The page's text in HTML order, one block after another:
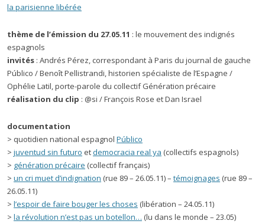
la parisienne libérée
thème de l’émission du 27.05.11 : le mouvement des indignés
espagnols
invités : Andrés Pérez, correspondant à Paris du journal de gauche
Público / Benoît Pellistrandi, historien spécialiste de l’Espagne /
Ophélie Latil, porte-parole du collectif Génération précaire
réalisation du clip : @si / François Rose et Dan Israel
documentation
> quotidien national espagnol Público
> juventud sin futuro etdemocracia real ya (collectifs espagnols)
> génération précaire (collectif français)
> un cri muet d’indignation (rue 89 – 26.05.11) – témoignages (rue 89 –
26.05.11)
> l’espoir de faire bouger les choses (libération – 24.05.11)
> la révolution n’est pas un botellon… (lu dans le monde – 23.05)